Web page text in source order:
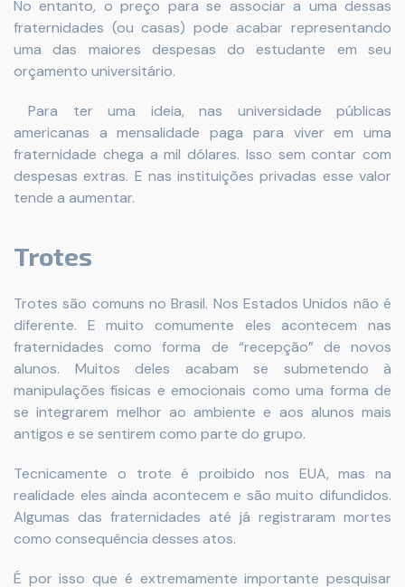
No entanto, o preço para se associar a uma dessas
fraternidades (ou casas) pode acabar representando
uma das maiores despesas do estudante em seu
orçamento universitário.
Para ter uma ideia, nas universidade públicas
americanas a mensalidade paga para viver em uma
fraternidade chega a mil dólares. Isso sem contar com
despesas extras. E nas instituições privadas esse valor
tende a aumentar.
Trotes
Trotes são comuns no Brasil. Nos Estados Unidos não é
diferente. E muito comumente eles acontecem nas
fraternidades como forma de “recepção” de novos
alunos. Muitos deles acabam se submetendo à
manipulações físicas e emocionais como uma forma de
se integrarem melhor ao ambiente e aos alunos mais
antigos e se sentirem como parte do grupo.
Tecnicamente o trote é proibido nos EUA, mas na
realidade eles ainda acontecem e são muito difundidos.
Algumas das fraternidades até já registraram mortes
como consequência desses atos.
É por isso que é extremamente importante pesquisar